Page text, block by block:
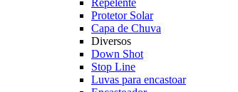
Repelente
Protetor Solar
Capa de Chuva
Diversos
Down Shot
Stop Line
Luvas para encastoar